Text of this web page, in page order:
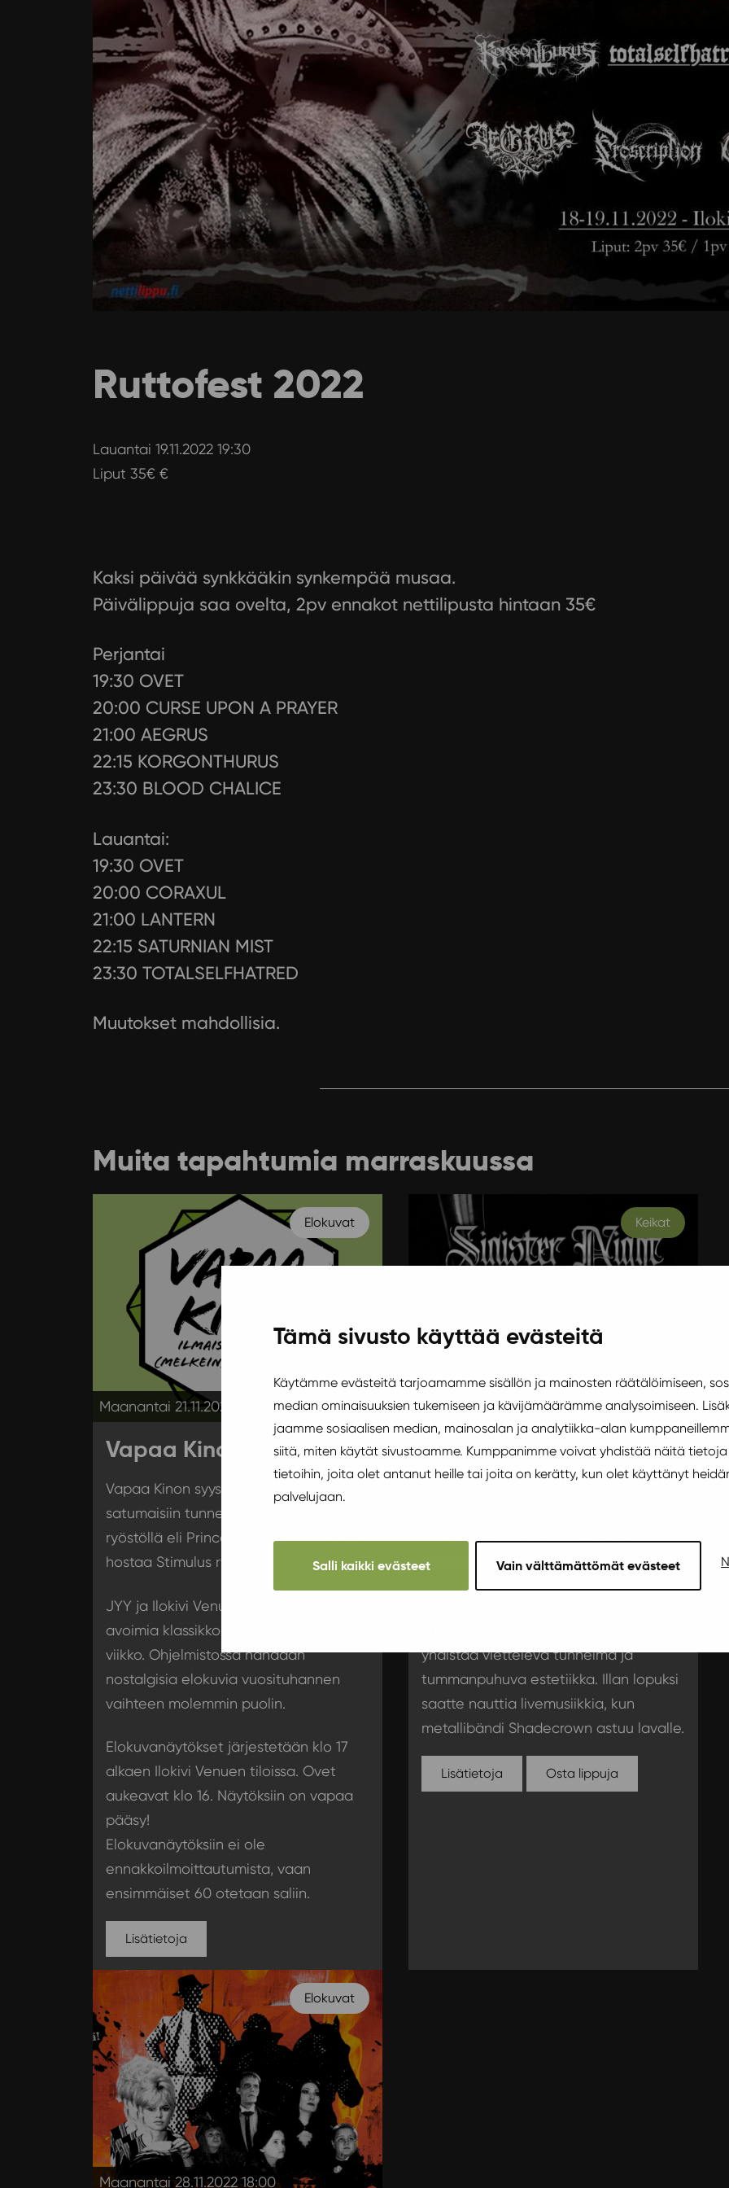
Tämä sivusto käyttää evästeitä
Käytämme evästeitä tarjoamamme sisällön ja mainosten räätälöimiseen,
median ominaisuuksien tukemiseen ja kävijämäärämme analysoimiseen.
jaamme sosiaalisen median, mainosalan ja analytiikka-alan
siitä, miten käytät sivustoamme. Kumppanimme voivat yhdistää näitä tietoja
tietoihin, joita olet antanut heille tai joita on kerätty, kun olet käyttänyt
palvelujaan.
Salli kaikki evästeet Vain välttämättömät evästeet
Ruttofest 2022
Lauantai 19.11.2022 19:30
Liput 35€ €
Kaksi päivää synkkääkin synkempää musaa.
Päivälippuja saa ovelta, 2pv ennakot nettilipusta hintaan 35€
Perjantai
19:30 OVET
20:00 CURSE UPON A PRAYER
21:00 AEGRUS
22:15 KORGONTHURUS
23:30 BLOOD CHALICE
Lauantai:
19:30 OVET
20:00 CORAXUL
21:00 LANTERN
22:15 SATURNIAN MIST
23:30 TOTALSELFHATRED
Muutokset mahdollisia.
Muita tapahtumia marraskuussa
Elokuvat
Maanantai 21.11.2022 17:00
Vapaa Kino
Vapaa Kinon syyskausi päätetään
satumaisiin tunnelmiin Prinsessan
ryöstöllä eli Princess Bride! Elokuvailtaa
hostaa Stimulus ry.
JYY ja Ilokivi Venue tarjoavat kaikille
avoimia klassikkoelokuvia joka toinen
viikko. Ohjelmistossa nähdään
nostalgisia elokuvia vuosituhannen
vaihteen molemmin puolin.
Elokuvanäytökset järjestetään klo 17
alkaen Ilokivi Venuen tiloissa. Ovet
aukeavat klo 16. Näytöksiin on vapaa
pääsy!
Elokuvanäytöksiin ei ole
ennakkoilmoittautumista, vaan
ensimmäiset 60 otetaan saliin.
Lisätietoja
Keikat
Lauantai 26.11.2022 19:00
Sinister Night
metallimusiikkia Ilokivi Venuella
lauantaina 26.11.2022!
yhdistää viettelevä tunnelma ja
tummanpuhuva estetiikka. Illan lopuksi
saatte nauttia livemusiikkia, kun
metallibändi Shadecrown astuu lavalle.
Lisätietoja Osta lippuja
Elokuvat
Maanantai 28.11.2022 18:00